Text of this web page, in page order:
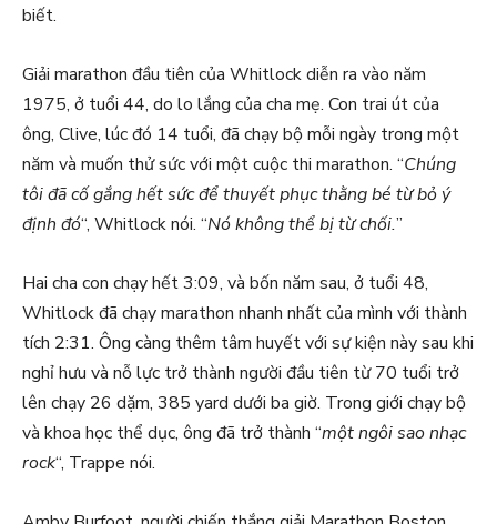
biết.
Giải marathon đầu tiên của Whitlock diễn ra vào năm
1975, ở tuổi 44, do lo lắng của cha mẹ. Con trai út của
ông, Clive, lúc đó 14 tuổi, đã chạy bộ mỗi ngày trong một
năm và muốn thử sức với một cuộc thi marathon. “Chúng
tôi đã cố gắng hết sức để thuyết phục thằng bé từ bỏ ý
định đó“, Whitlock nói. “Nó không thể bị từ chối.”
Hai cha con chạy hết 3:09, và bốn năm sau, ở tuổi 48,
Whitlock đã chạy marathon nhanh nhất của mình với thành
tích 2:31. Ông càng thêm tâm huyết với sự kiện này sau khi
nghỉ hưu và nỗ lực trở thành người đầu tiên từ 70 tuổi trở
lên chạy 26 dặm, 385 yard dưới ba giờ. Trong giới chạy bộ
và khoa học thể dục, ông đã trở thành “một ngôi sao nhạc
rock“, Trappe nói.